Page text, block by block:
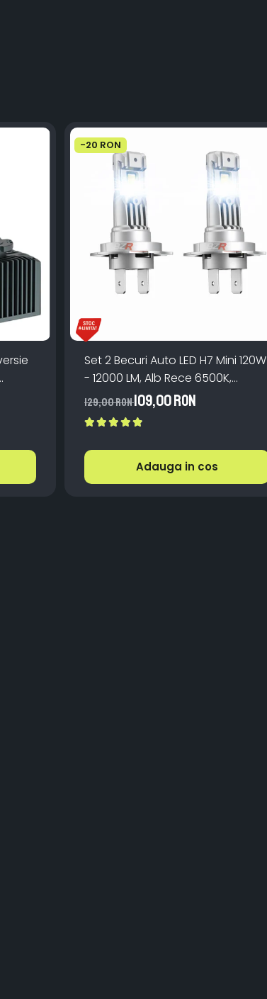
-20 RON
Set 2 Becuri Auto LED H7 Mini 120W
- 12000 LM, Alb Rece 6500K,
Canbus Integrat + Ventilator
Răcire, Plug & Play, 12-18V
129,00 RON109,00 RON
Adauga in cos